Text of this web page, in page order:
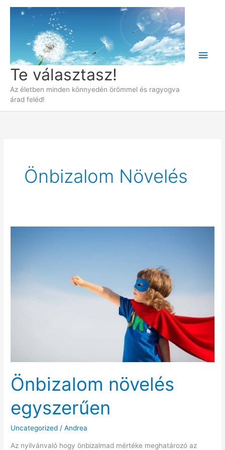
Skip
Te választasz!
Az életben minden könnyedén örömmel és ragyogva
árad feléd!
Main
Önbizalom Növelés
Önbizalom növelés
egyszerűen
Uncategorized /Andrea
Az nyilvánvaló hogy önbizalmad mértéke meghatározó az